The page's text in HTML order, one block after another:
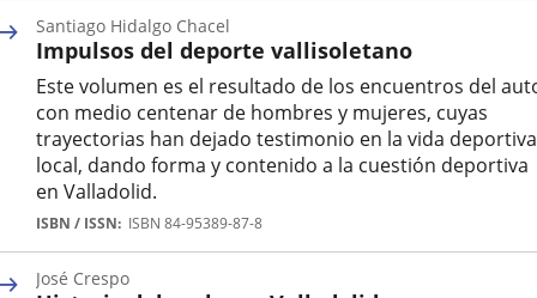
Impulsos del deporte vallisoletano
Este volumen es el resultado de los encuentros del
con medio centenar de hombres y mujeres, cuyas
trayectorias han dejado testimonio en la vida deportiva
local, dando forma y contenido a la cuestión deportiva
en Valladolid.
Autor
Santiago Hidalgo Chacel
ISBN / ISSN ISBN 84-95389-87-8
José Crespo